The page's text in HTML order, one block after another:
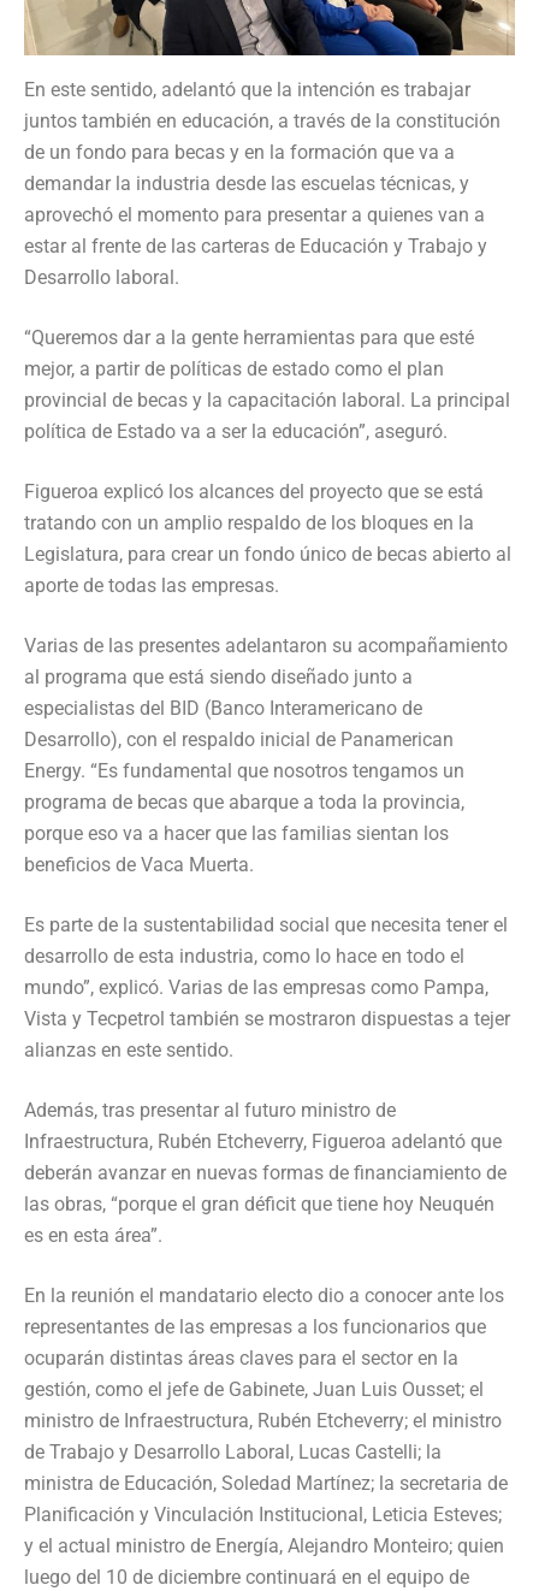
En este sentido, adelantó que la intención es trabajar
juntos también en educación, a través de la constitución
de un fondo para becas y en la formación que va a
demandar la industria desde las escuelas técnicas, y
aprovechó el momento para presentar a quienes van a
estar al frente de las carteras de Educación y Trabajo y
Desarrollo laboral.
“Queremos dar a la gente herramientas para que esté
mejor, a partir de políticas de estado como el plan
provincial de becas y la capacitación laboral. La principal
política de Estado va a ser la educación”, aseguró.
Figueroa explicó los alcances del proyecto que se está
tratando con un amplio respaldo de los bloques en la
Legislatura, para crear un fondo único de becas abierto al
aporte de todas las empresas.
Varias de las presentes adelantaron su acompañamiento
al programa que está siendo diseñado junto a
especialistas del BID (Banco Interamericano de
Desarrollo), con el respaldo inicial de Panamerican
Energy. “Es fundamental que nosotros tengamos un
programa de becas que abarque a toda la provincia,
porque eso va a hacer que las familias sientan los
beneficios de Vaca Muerta.
Es parte de la sustentabilidad social que necesita tener el
desarrollo de esta industria, como lo hace en todo el
mundo”, explicó. Varias de las empresas como Pampa,
Vista y Tecpetrol también se mostraron dispuestas a tejer
alianzas en este sentido.
Además, tras presentar al futuro ministro de
Infraestructura, Rubén Etcheverry, Figueroa adelantó que
deberán avanzar en nuevas formas de financiamiento de
las obras, “porque el gran déficit que tiene hoy Neuquén
es en esta área”.
En la reunión el mandatario electo dio a conocer ante los
representantes de las empresas a los funcionarios que
ocuparán distintas áreas claves para el sector en la
gestión, como el jefe de Gabinete, Juan Luis Ousset; el
ministro de Infraestructura, Rubén Etcheverry; el ministro
de Trabajo y Desarrollo Laboral, Lucas Castelli; la
ministra de Educación, Soledad Martínez; la secretaria de
Planificación y Vinculación Institucional, Leticia Esteves;
y el actual ministro de Energía, Alejandro Monteiro; quien
luego del 10 de diciembre continuará en el equipo de